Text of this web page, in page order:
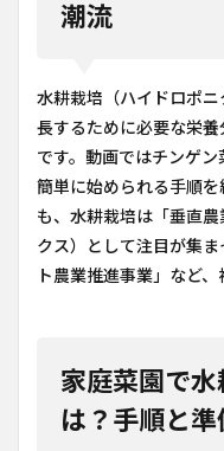
潮流
水耕栽培（ハイドロポ
長するために必要な栄
です。動画ではチンゲ
簡単に始められる手順
も、水耕栽培は「垂直
クス）として注目が集
ト農業推進事業」など、
家庭菜園で
は？手順と準